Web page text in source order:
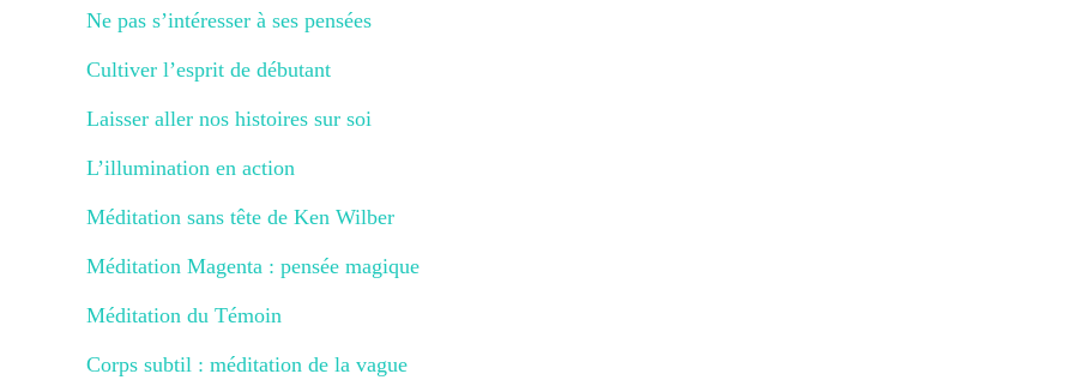
Ne pas s’intéresser à ses pensées
Cultiver l’esprit de débutant
Laisser aller nos histoires sur soi
L’illumination en action
Méditation sans tête de Ken Wilber
Méditation Magenta : pensée magique
Méditation du Témoin
Corps subtil : méditation de la vague